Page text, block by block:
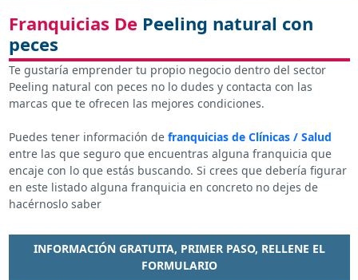
Franquicias De Peeling natural con
peces
Te gustaría emprender tu propio negocio dentro del sector
Peeling natural con peces no lo dudes y contacta con las
marcas que te ofrecen las mejores condiciones.
Puedes tener información de franquicias de Clínicas / Salud
entre las que seguro que encuentras alguna franquicia que
encaje con lo que estás buscando. Si crees que debería figurar
en este listado alguna franquicia en concreto no dejes de
hacérnoslo saber
INFORMACIÓN GRATUITA, PRIMER PASO, RELLENE EL
FORMULARIO